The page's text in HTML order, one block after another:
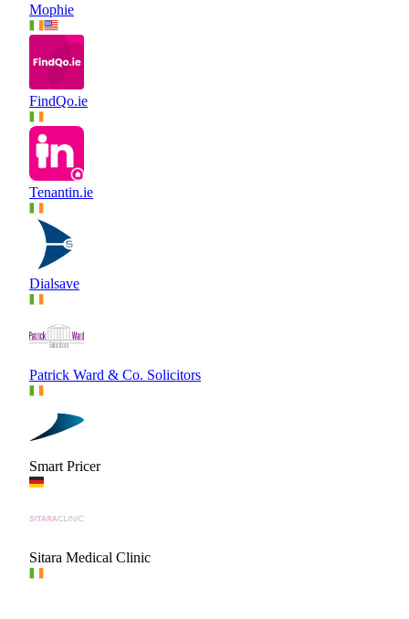
Mophie
FindQo.ie
Tenantin.ie
Dialsave
Patrick Ward & Co. Solicitors
Smart Pricer
Sitara Medical Clinic